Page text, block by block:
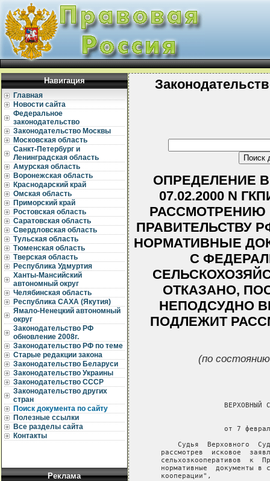
Навигация
Главная
Новости сайта
Федеральное
законодательство
Законодательство Москвы
Московская область
Санкт-Петербург и
Ленинградская область
Амурская область
Воронежская область
Краснодарский край
Омская область
Приморский край
Ростовская область
Саратовская область
Свердловская область
Тульская область
Тюменская область
Тверская область
Республика Удмуртия
Ханты-Мансийский
автономный округ
Челябинская область
Республика САХА (Якутия)
Ямало-Ненецкий автономный
округ
Законодательство РФ
обновление 2008г.
Законодательство РФ по теме
Старые редакции закона
Законодательство Беларуси
Законодательство Украины
Законодательство СССР
Законодательство других
стран
Поиск документа по сайту
Полезные ссылки
Все разделы сайта
Контакты
Реклама
ОПРЕДЕЛЕНИЕ
07.02.2000 N
РАССМОТРЕНИЮ
ПРАВИТЕЛЬСТВУ
НОРМАТИВНЫЕ
С
ОТКАЗАНО,
НЕПОДСУДНО
ПОДЛЕЖИТ
(по
ВЕРХОВНЫЙ
от 7
Судья  Верховного
рассмотрев  исковое
сельхозкооперативов  к
нормативные  документы в
   кооперации",